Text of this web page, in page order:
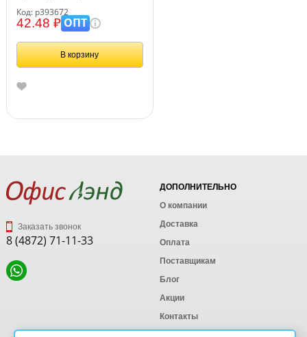
Код: р393672
42.48 ₽ОПТ
В корзину
Заказать звонок
8 (4872) 71-11-33
ДОПОЛНИТЕЛЬНО
О компании
Доставка
Оплата
Поставщикам
Блог
Акции
Контакты